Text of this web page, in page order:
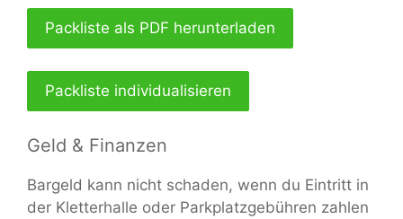
Packliste als PDF herunterladen
Packliste individualisieren
Geld & Finanzen
Bargeld kann nicht schaden, wenn du Eintritt in
der Kletterhalle oder Parkplatzgebühren zahlen